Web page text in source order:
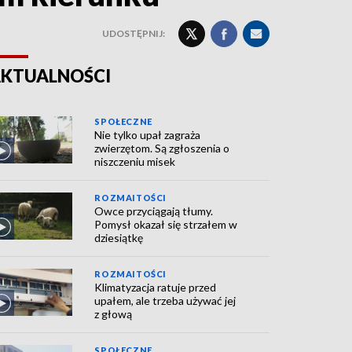
UDOSTĘPNIJ:
SPOŁECZNE
Nie tylko upał zagraża
zwierzętom. Są zgłoszenia o
niszczeniu misek
ROZMAITOŚCI
Owce przyciągają tłumy.
Pomysł okazał się strzałem w
dziesiątkę
ROZMAITOŚCI
Klimatyzacja ratuje przed
upałem, ale trzeba używać jej
z głową